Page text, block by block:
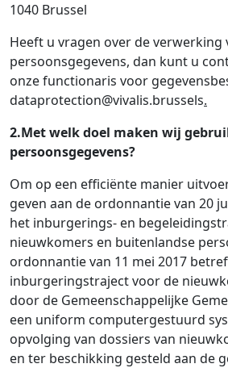
1040 Brussel
Heeft u vragen over de verwerking
persoonsgegevens, dan kunt u
onze functionaris voor
dataprotection@vivalis.brussels.
2.Met welk doel maken wij
persoonsgegevens?
Om op een efficiënte manier
geven aan de ordonnantie van 20
het inburgerings- en
nieuwkomers en buitenlandse
ordonnantie van 11 mei 2017
inburgeringstraject voor de
door de Gemeenschappelijke
een uniform computergestuurd
opvolging van dossiers van
en ter beschikking gesteld aan de